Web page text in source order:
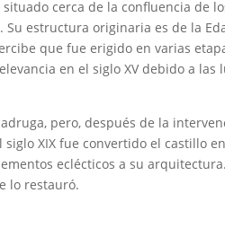
cerca de la confluencia de
Su estructura originaria es de la
que fue erigido en varias
en el siglo XV debido a las
pero, después de la
XIX fue convertido el castillo
eclécticos a su
lo restauró.